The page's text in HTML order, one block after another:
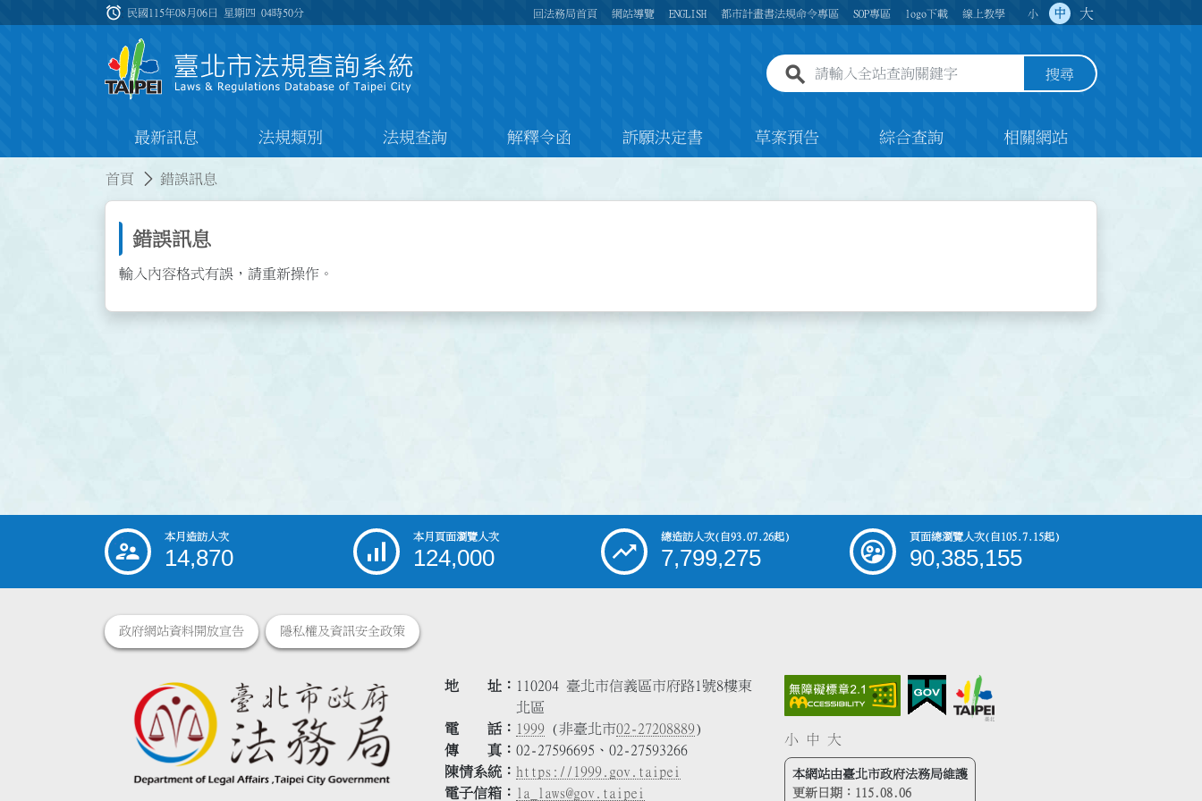
:::
alarm 民國115年08月06日 星期四04時50分 回法務局首頁 網站導覽 ENGLISH 都市計畫書法規命令專區 SOP專區 logo下載 線上教學 小 中 大
全站查詢關鍵字欄位 搜尋
最新訊息 法規類別 法規查詢 解釋令函 訴願決定書 草案預告 綜合查詢 相關網站
首頁 錯誤訊息
錯誤訊息
輸入內容格式有誤，請重新操作。
::: 本月造訪人次
14,870
本月頁面瀏覽人次
124,000
總造訪人次(自93.07.26起)
7,799,275
頁面總瀏覽人次(自105.7.15起)
90,385,155
政府網站資料開放宣告 隱私權及資訊安全政策
地 址
110204 臺北市信義區市府路1號8樓東
北區
電 話
1999 (非臺北市02-27208889)
傳 真
02-27596695、02-27593266
陳情系統
https://1999.gov.taipei
電子信箱
la_laws@gov.taipei
小 中 大
本網站由臺北市政府法務局維護
更新日期： 115.08.06